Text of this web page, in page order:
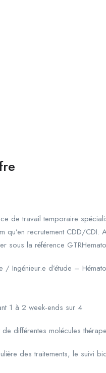
de travail temporaire
qu’en recrutement CDD/
sous la référence
/ Ingénieur.e d’étude –
1 à 2 week-ends sur 4
différentes molécules
des traitements, le suivi